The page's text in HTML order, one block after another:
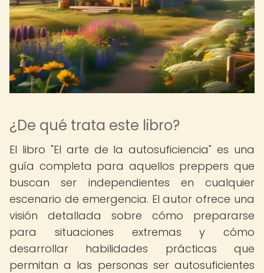
¿De qué trata este libro?
El libro "El arte de la autosuficiencia" es una
guía completa para aquellos preppers que
buscan ser independientes en cualquier
escenario de emergencia. El autor ofrece una
visión detallada sobre cómo prepararse
para situaciones extremas y cómo
desarrollar habilidades prácticas que
permitan a las personas ser autosuficientes